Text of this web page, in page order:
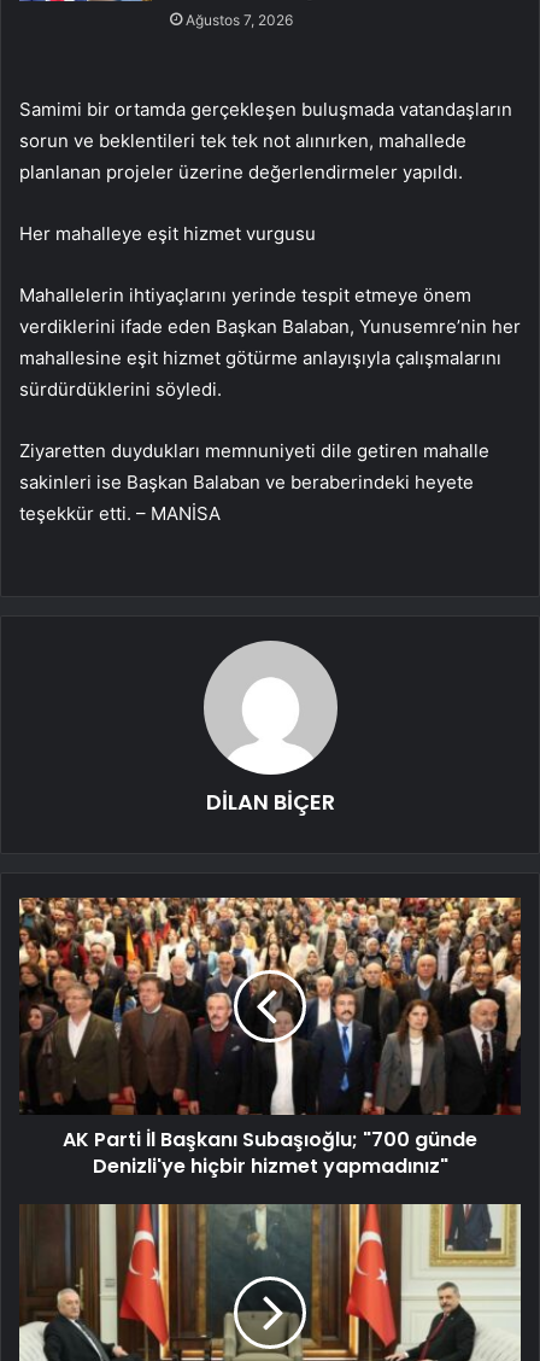
Ağustos 7, 2026
Samimi bir ortamda gerçekleşen buluşmada vatandaşların
sorun ve beklentileri tek tek not alınırken, mahallede
planlanan projeler üzerine değerlendirmeler yapıldı.
Her mahalleye eşit hizmet vurgusu
Mahallelerin ihtiyaçlarını yerinde tespit etmeye önem
verdiklerini ifade eden Başkan Balaban, Yunusemre’nin her
mahallesine eşit hizmet götürme anlayışıyla çalışmalarını
sürdürdüklerini söyledi.
Ziyaretten duydukları memnuniyeti dile getiren mahalle
sakinleri ise Başkan Balaban ve beraberindeki heyete
teşekkür etti. – MANİSA
DİLAN BİÇER
AK Parti İl Başkanı Subaşıoğlu; "700 günde
Denizli'ye hiçbir hizmet yapmadınız"